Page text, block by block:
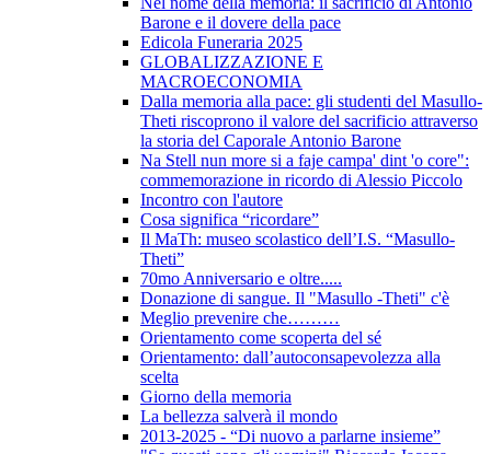
Barone e il dovere della pace
Edicola Funeraria 2025
GLOBALIZZAZIONE E
MACROECONOMIA
Dalla memoria alla pace: gli studenti del Masullo-
Theti riscoprono il valore del sacrificio attraverso
la storia del Caporale Antonio Barone
Na Stell nun more si a faje campa' dint 'o core":
commemorazione in ricordo di Alessio Piccolo
Incontro con l'autore
Cosa significa “ricordare”
Il MaTh: museo scolastico dell’I.S. “Masullo-
Theti”
70mo Anniversario e oltre.....
Donazione di sangue. Il "Masullo -Theti" c'è
Meglio prevenire che………
Orientamento come scoperta del sé
Orientamento: dall’autoconsapevolezza alla
scelta
Giorno della memoria
La bellezza salverà il mondo
2013-2025 - “Di nuovo a parlarne insieme”